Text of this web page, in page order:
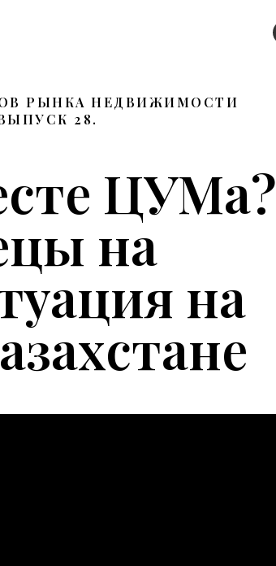
РЫНКА НЕДВИЖИМОСТИ
28.
ЦУМа?
на
на